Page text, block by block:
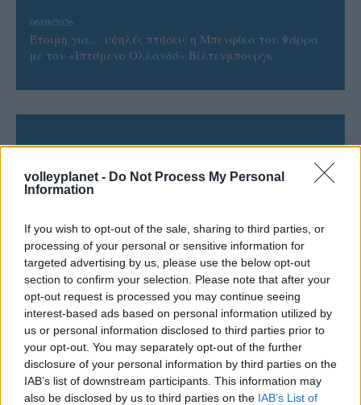
volleyplanet - Do Not Process My Personal
Information
If you wish to opt-out of the sale, sharing to third parties, or
processing of your personal or sensitive information for
targeted advertising by us, please use the below opt-out
section to confirm your selection. Please note that after your
opt-out request is processed you may continue seeing
interest-based ads based on personal information utilized by
us or personal information disclosed to third parties prior to
your opt-out. You may separately opt-out of the further
disclosure of your personal information by third parties on the
IAB’s list of downstream participants. This information may
also be disclosed by us to third parties on the IAB’s List of
06/08/2026
Έτοιμη για… υψηλές πτήσεις η Μπενφίκα του Ψάρρα
με τον «Ιπτάμενο Ολλανδό» Βίλτενμπουργκ
ΓΝΩΜΕΣ
11/03/2026
Από την Περούτζια του 2000
στο σήμερα: Tο τρίτο
ευρωπαϊκό ραντεβού του
Παναθηναϊκού με την
ιστορία
ΗΛΙΑΣ ΠΑΠΑΪΩΑΝΝΟΥ
08/03/2026